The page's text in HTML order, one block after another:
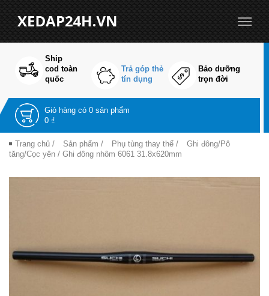
Ship
cod toàn
quốc
Trả góp thẻ
tín dụng
Bảo dưỡng
trọn đời
Giỏ hàng có 0 sản phẩm
0 ₫
Trang chủ / Sản phẩm / Phụ tùng thay thế /
Ghi đông/Pô
tăng/Cọc yên / Ghi đông nhôm 6061 31.8x620mm